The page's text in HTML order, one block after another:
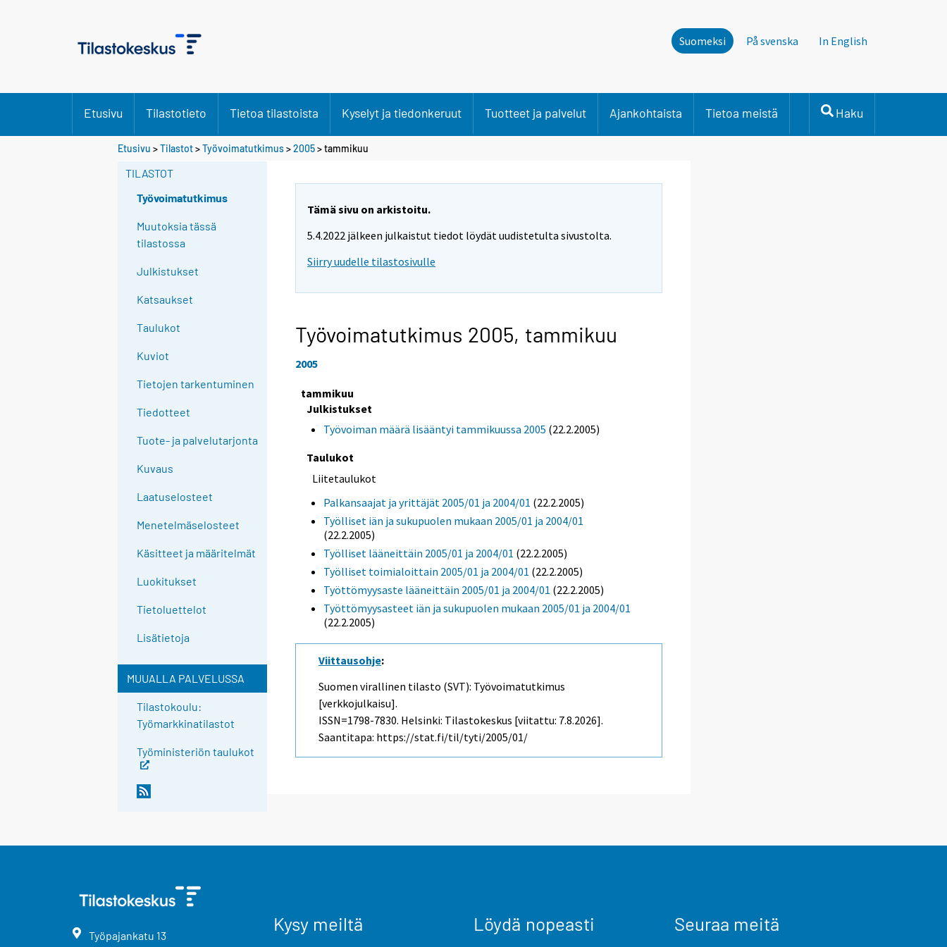
Suomeksi På svenska In English
Etusivu Tilastotieto Tietoa tilastoista Kyselyt ja tiedonkeruut Tuotteet ja palvelut Ajankohtaista Tietoa meistä Haku
Etusivu >Tilastot>Työvoimatutkimus>2005>tammikuu
TILASTOT
Työvoimatutkimus
Muutoksia tässä
tilastossa
Julkistukset
Katsaukset
Taulukot
Kuviot
Tietojen tarkentuminen
Tiedotteet
Tuote- ja palvelutarjonta
Kuvaus
Laatuselosteet
Menetelmäselosteet
Käsitteet ja määritelmät
Luokitukset
Tietoluettelot
Lisätietoja
MUUALLA PALVELUSSA
Tilastokoulu:
Työmarkkinatilastot
Työministeriön taulukot
Tämä sivu on arkistoitu.
5.4.2022 jälkeen julkaistut tiedot löydät uudistetulta sivustolta.
Siirry uudelle tilastosivulle
Työvoimatutkimus 2005, tammikuu
2005
tammikuu
Julkistukset
Työvoiman määrä lisääntyi tammikuussa 2005 (22.2.2005)
Taulukot
Liitetaulukot
Palkansaajat ja yrittäjät 2005/01 ja 2004/01 (22.2.2005)
Työlliset iän ja sukupuolen mukaan 2005/01 ja 2004/01
(22.2.2005)
Työlliset lääneittäin 2005/01 ja 2004/01 (22.2.2005)
Työlliset toimialoittain 2005/01 ja 2004/01 (22.2.2005)
Työttömyysaste lääneittäin 2005/01 ja 2004/01 (22.2.2005)
Työttömyysasteet iän ja sukupuolen mukaan 2005/01 ja 2004/01
(22.2.2005)
Viittausohje:
Suomen virallinen tilasto (SVT): Työvoimatutkimus
[verkkojulkaisu].
ISSN=1798-7830. Helsinki: Tilastokeskus [viitattu: 7.8.2026].
Saantitapa: https://stat.fi/til/tyti/2005/01/
Työpajankatu 13
Kysy meiltä Löydä nopeasti Seuraa meitä